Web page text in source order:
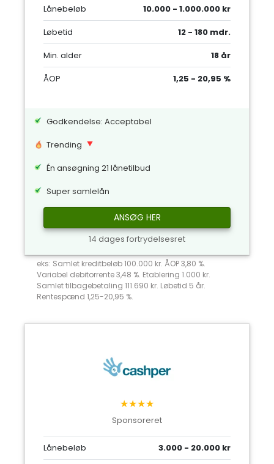
Lånebeløb
10.000 - 1.000.000 kr
Løbetid
12 - 180 mdr.
Min. alder
18 år
ÅOP
1,25 - 20,95 %
Godkendelse: Acceptabel
Trending
Én ansøgning 21 lånetilbud
Super samlelån
ANSØG HER
14 dages fortrydelsesret
eks: Samlet kreditbeløb 100.000 kr. ÅOP 3,80 %.
Variabel debitorrente 3,48 %. Etablering 1.000 kr.
Samlet tilbagebetaling 111.690 kr. Løbetid 5 år.
Rentespænd 1,25-20,95 %.
★★★★
Sponsoreret
Lånebeløb
3.000 - 20.000 kr